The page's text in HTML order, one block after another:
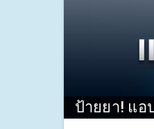
ป้ายยา! แอ